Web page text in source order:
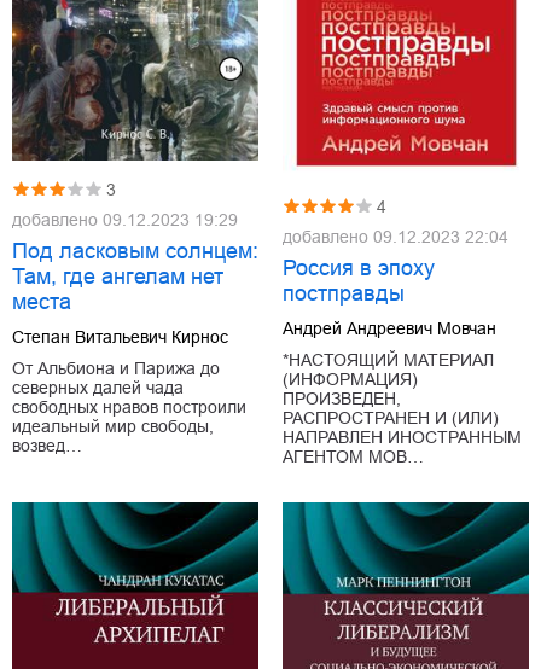
3
добавлено 09.12.2023 19:29
Под ласковым солнцем:
Там, где ангелам нет
места
Степан Витальевич Кирнос
От Альбиона и Парижа до
северных далей чада
свободных нравов построили
идеальный мир свободы,
возвед…
4
добавлено 09.12.2023 22:04
Россия в эпоху
постправды
Андрей Андреевич Мовчан
*НАСТОЯЩИЙ МАТЕРИАЛ
(ИНФОРМАЦИЯ)
ПРОИЗВЕДЕН,
РАСПРОСТРАНЕН И (ИЛИ)
НАПРАВЛЕН ИНОСТРАННЫМ
АГЕНТОМ МОВ…